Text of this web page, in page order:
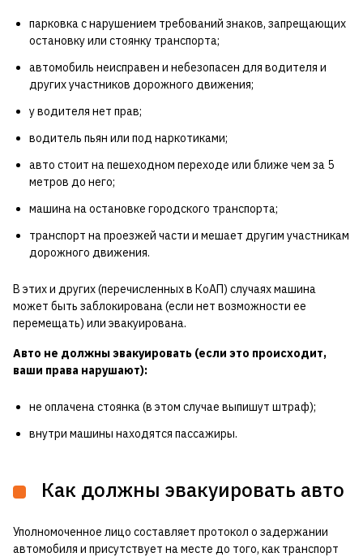
парковка с нарушением требований знаков, запрещающих
остановку или стоянку транспорта;
автомобиль неисправен и небезопасен для водителя и
других участников дорожного движения;
у водителя нет прав;
водитель пьян или под наркотиками;
авто стоит на пешеходном переходе или ближе чем за 5
метров до него;
машина на остановке городского транспорта;
транспорт на проезжей части и мешает другим участникам
дорожного движения.
В этих и других (перечисленных в КоАП) случаях машина
может быть заблокирована (если нет возможности ее
перемещать) или эвакуирована.
Авто не должны эвакуировать (если это происходит,
ваши права нарушают):
не оплачена стоянка (в этом случае выпишут штраф);
внутри машины находятся пассажиры.
Как должны эвакуировать авто
Уполномоченное лицо составляет протокол о задержании
автомобиля и присутствует на месте до того, как транспорт